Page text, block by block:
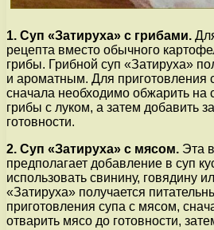
1. Суп «Затируха» с грибами.
рецепта вместо обычного
грибы. Грибной суп «Затируха»
и ароматным. Для приготовления
сначала необходимо обжарить на
грибы с луком, а затем добавить
готовности.
2. Суп «Затируха» с мясом. Эта
предполагает добавление в суп
использовать свинину, говядину
«Затируха» получается
приготовления супа с мясом,
отварить мясо до готовности,